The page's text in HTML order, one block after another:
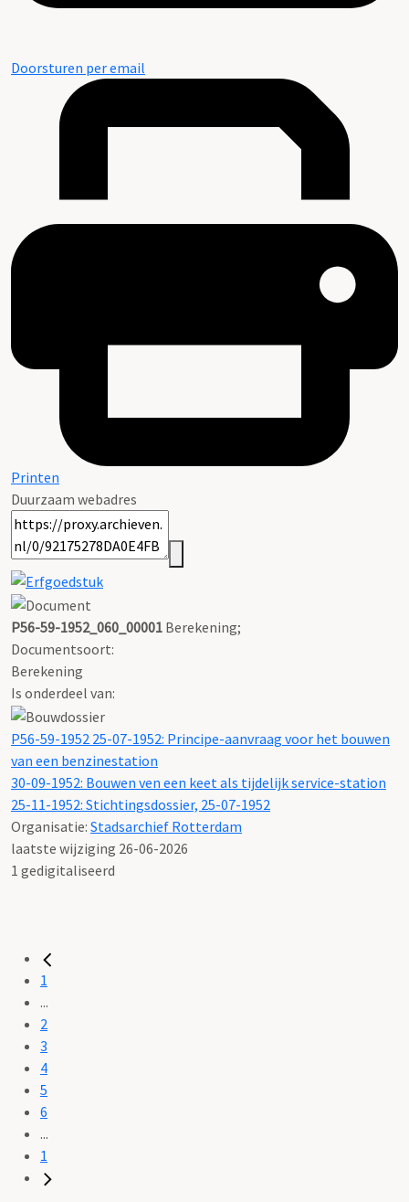
Doorsturen per email
Printen
Duurzaam webadres
P56-59-1952_060_00001 Berekening;
Documentsoort:
Berekening
Is onderdeel van:
P56-59-1952 25-07-1952: Principe-aanvraag voor het bouwen
van een benzinestation
30-09-1952: Bouwen ven een keet als tijdelijk service-station
25-11-1952: Stichtingsdossier, 25-07-1952
Organisatie: Stadsarchief Rotterdam
laatste wijziging 26-06-2026
1 gedigitaliseerd
1
...
2
3
4
5
6
...
1